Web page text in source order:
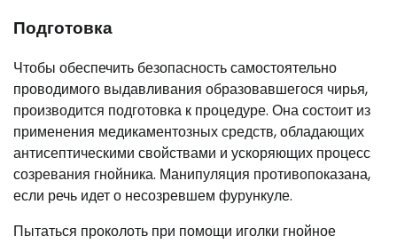
Подготовка
Чтобы обеспечить безопасность самостоятельно
проводимого выдавливания образовавшегося чирья,
производится подготовка к процедуре. Она состоит из
применения медикаментозных средств, обладающих
антисептическими свойствами и ускоряющих процесс
созревания гнойника. Манипуляция противопоказана,
если речь идет о несозревшем фурункуле.
Пытаться проколоть при помощи иголки гнойное